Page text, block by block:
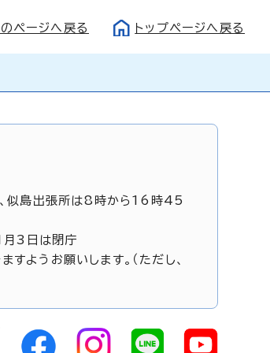
ページへ戻る トップページへ戻る
似島出張所は8時から16時45
月3日は閉庁
ようお願いします。（ただし、